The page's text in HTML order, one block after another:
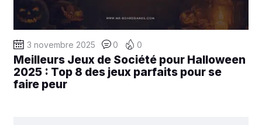
3 novembre 2025 0 0
Meilleurs Jeux de Société pour Halloween
2025 : Top 8 des jeux parfaits pour se
faire peur